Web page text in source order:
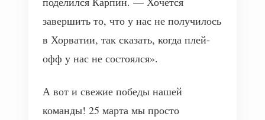
завершить то, что у нас не получилось
в Хорватии, так сказать, когда плей-
офф у нас не состоялся».
А вот и свежие победы нашей
команды! 25 марта мы просто